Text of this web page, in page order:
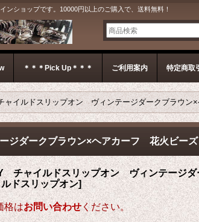
ショップです。10000円以上のご購入で、送料無料！
＊＊＊Pick Up＊＊＊ ご利用案内 特定商取
ャイルドスリップオン ヴィンテージダークブラウン
ダークブラウン×ヘアカーフ 花火ビーズ
チャイルドスリップオン ヴィンテージ
ドスリップオン]
格はお問い合わせください。